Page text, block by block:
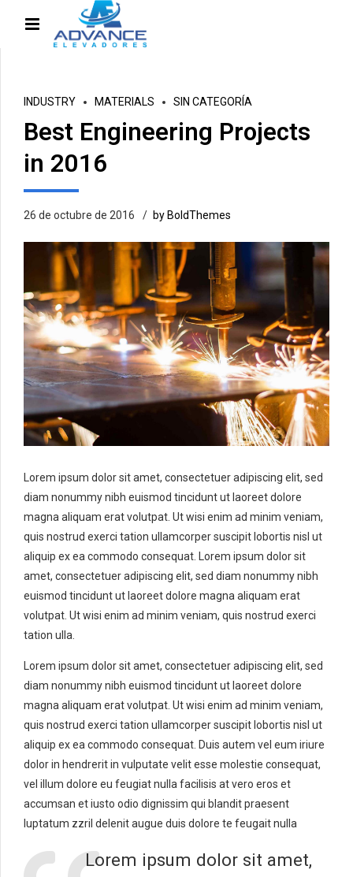
INDUSTRY MATERIALS SIN CATEGORÍA
Best Engineering Projects
in 2016
26 de octubre de 2016 by BoldThemes
Lorem ipsum dolor sit amet, consectetuer adipiscing elit, sed
diam nonummy nibh euismod tincidunt ut laoreet dolore
magna aliquam erat volutpat. Ut wisi enim ad minim veniam,
quis nostrud exerci tation ullamcorper suscipit lobortis nisl ut
aliquip ex ea commodo consequat. Lorem ipsum dolor sit
amet, consectetuer adipiscing elit, sed diam nonummy nibh
euismod tincidunt ut laoreet dolore magna aliquam erat
volutpat. Ut wisi enim ad minim veniam, quis nostrud exerci
tation ulla.
Lorem ipsum dolor sit amet, consectetuer adipiscing elit, sed
diam nonummy nibh euismod tincidunt ut laoreet dolore
magna aliquam erat volutpat. Ut wisi enim ad minim veniam,
quis nostrud exerci tation ullamcorper suscipit lobortis nisl ut
aliquip ex ea commodo consequat. Duis autem vel eum iriure
dolor in hendrerit in vulputate velit esse molestie consequat,
vel illum dolore eu feugiat nulla facilisis at vero eros et
accumsan et iusto odio dignissim qui blandit praesent
luptatum zzril delenit augue duis dolore te feugait nulla
Lorem ipsum dolor sit amet,